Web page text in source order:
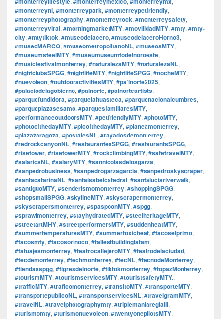
#monterreynl, #monterreypark, #monterreypetfriendly,
#monterreyphotography, #monterreyrock, #monterreysafety,
#monterreyviral, #morningmarketMTY, #movilidadMTY, #mty, #mty-
city, #mtytiktok, #museodelacero, #museodelaceroHorno3,
#museoMARCO, #museometropolitanoNL, #museosMTY,
#museumsteelMTY, #museumuseumtodelnoroeste,
#musicfestivalmonterrey, #naturalezaMTY, #naturalezaNL,
#nightclubsSPGG, #nightlifeMTY, #nightlifeSPGG, #nocheMTY,
#nuevoleon, #outdooractivitiesMTY, #pa’lnorte2025,
#palaciodelagobierno, #palnorte, #palnorteartists,
#parquefundidora, #parquelahuasteca, #parquenacionalcumbres,
#parqueplazasesamo, #parquesfamiliaresMTY,
#performanceoutdoorsMTY, #petfriendlyMTY, #photoMTY,
#photoofthedayMTY, #picofthedayMTY, #planeamonterrey,
#plazazaragoza, #postalesNL, #rayadosdemonterrey,
#redrockcanyonNL, #restaurantesSPGG, #restaurantsSPGG,
#risetower, #risetowerMTY, #rockclimbingMTY, #safetravelMTY,
#salariosNL, #salaryMTY, #sannicolasdelosgarza,
#sanpedrobusiness, #sanpedrogarzagarcia, #sanpedroskyscraper,
#santacatarinaNL, #santaisabelcatedral, #santaluciariverwalk,
#santiguoMTY, #senderismomonterrey, #shoppingSPGG,
#shopsmallSPGG, #skylineMTY, #skyscrapermonterrey,
#skyscrapersmonterrey, #spaspoonMTY, #spgg,
#sprawlmonterrey, #stayhydratedMTY, #steelheritageMTY,
#streetartMHY, #streetperformersMTY, #suddenheatMTY,
#summertemperaturesMTY, #summertoxicheat, #tacoselprimo,
#tacosmty, #tacosorinoco, #tallestbuildinglatam,
#tatuajesmonterrey, #teatrocallejeroMTY, #teatrodelaciudad,
#tecdemonterrey, #techmonterrey, #tecNL, #tecnodeMonterrey,
#tiendasspgg, #tigresdelnorte, #tiktokmonterrey, #topazMonterrey,
#tourismMTY, #tourismservicesMTY, #touristsafetyMTY.,
#trafficMTY, #traficomonterrey, #transitoMTY, #transporteMTY,
#transportepublicoNL, #transportservicesNL, #travelgramMTY,
#travelNL, #travelphotographymty, #triplemaníaregiaIII,
#turismomty, #turismonuevoleon, #twentyonepilotsMTY,